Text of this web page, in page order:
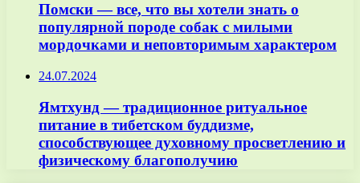
Помски — все, что вы хотели знать о
популярной породе собак с милыми
мордочками и неповторимым характером
24.07.2024
Ямтхунд — традиционное ритуальное
питание в тибетском буддизме,
способствующее духовному просветлению и
физическому благополучию